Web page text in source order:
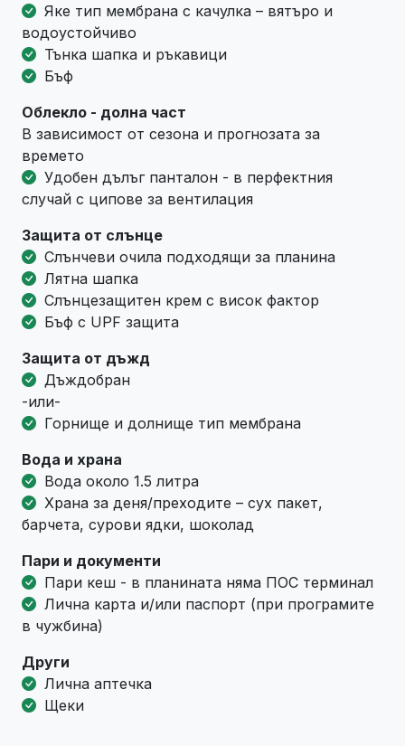
Яке тип мембрана с качулка – вятъро и
водоустойчиво
Тънка шапка и ръкавици
Бъф
Облекло - долна част
В зависимост от сезона и прогнозата за
времето
Удобен дълъг панталон - в перфектния
случай с ципове за вентилация
Защита от слънце
Слънчеви очила подходящи за планина
Лятна шапка
Слънцезащитен крем с висок фактор
Бъф с UPF защита
Защита от дъжд
Дъждобран
-или-
Горнище и долнище тип мембрана
Вода и храна
Вода около 1.5 литра
Храна за деня/преходите – сух пакет,
барчета, сурови ядки, шоколад
Пари и документи
Пари кеш - в планината няма ПОС терминал
Лична карта и/или паспорт (при програмите
в чужбина)
Други
Лична аптечка
Щеки